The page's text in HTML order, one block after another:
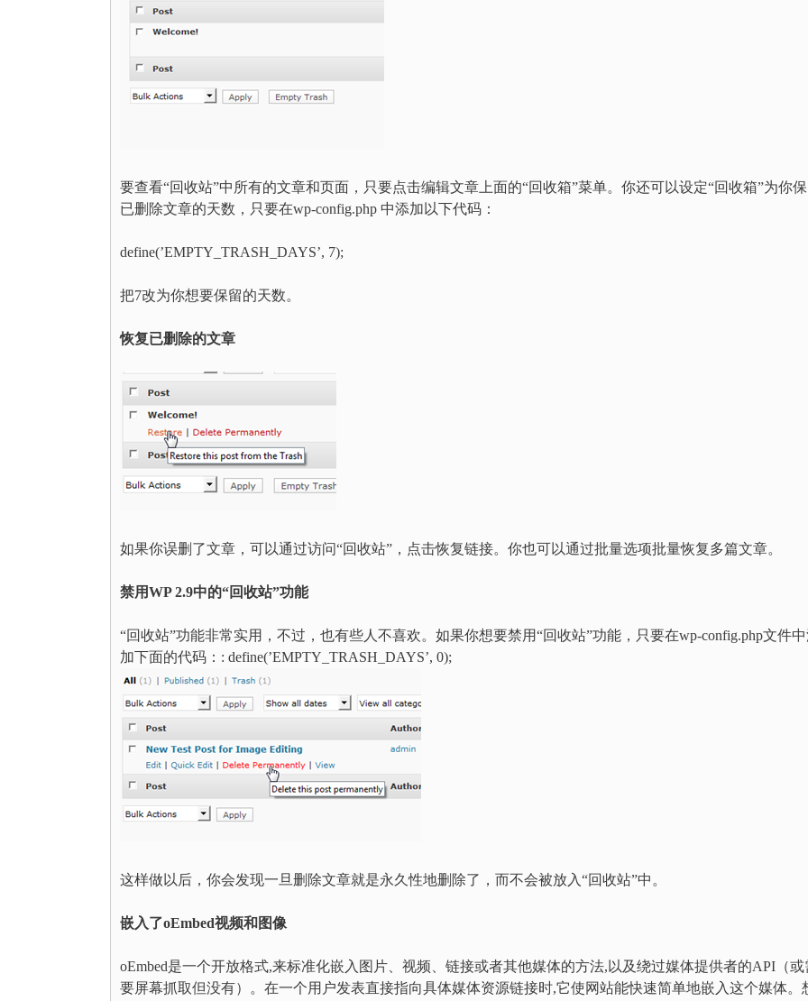
要查看“回收站”中所有的文章和页面，只要点击编辑文章上面的“回收箱”菜单。你还可以设定“回收箱”为你
已删除文章的天数，只要在wp-config.php 中添加以下代码：
define(’EMPTY_TRASH_DAYS’, 7);
把7改为你想要保留的天数。
恢复已删除的文章
如果你误删了文章，可以通过访问“回收站”，点击恢复链接。你也可以通过批量选项批量恢复多篇文章。
禁用WP 2.9中的“回收站”功能
“回收站”功能非常实用，不过，也有些人不喜欢。如果你想要禁用“回收站”功能，只要在wp-config.php文件
加下面的代码： : define(’EMPTY_TRASH_DAYS’, 0);
这样做以后，你会发现一旦删除文章就是永久性地删除了，而不会被放入“回收站”中。
嵌入了oEmbed视频和图像
oEmbed是一个开放格式,来标准化嵌入图片、视频、链接或者其他媒体的方法,以及绕过媒体提供者的API（或
要屏幕抓取但没有）。在一个用户发表直接指向具体媒体资源链接时,它使网站能快速简单地嵌入这个媒体。